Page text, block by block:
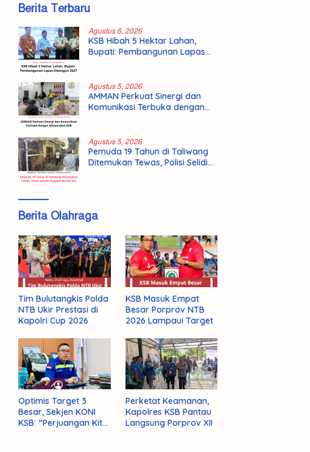
Berita Terbaru
Agustus 6, 2026
KSB Hibah 5 Hektar Lahan,
Bupati: Pembangunan Lapas
Agustus 5, 2026
AMMAN Perkuat Sinergi dan
Komunikasi Terbuka dengan
Agustus 5, 2026
Pemuda 19 Tahun di Taliwang
Ditemukan Tewas, Polisi Selidiki
Berita Olahraga
Tim Bulutangkis Polda
NTB Ukir Prestasi di
Kapolri Cup 2026
KSB Masuk Empat
Besar Porprov NTB
2026 Lampaui Target
Optimis Target 3
Besar, Sekjen KONI
KSB: “Perjuangan Kita
Perketat Keamanan,
Kapolres KSB Pantau
Langsung Porprov XII